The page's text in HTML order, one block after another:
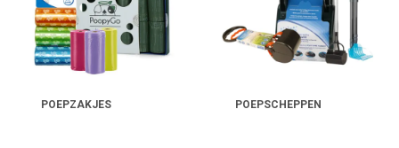
POEPZAKJES POEPSCHEPPEN